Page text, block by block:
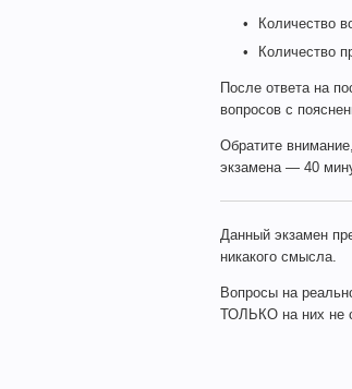
Количество
Количество
После ответа на
вопросов с
Обратите
экзамена — 40
Данный экзамен
никакого смысла.
Вопросы на
ТОЛЬКО на них не